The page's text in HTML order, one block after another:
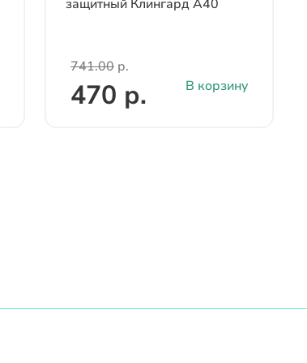
защитный Клингард А40
741.00 р.
470 р. В корзину